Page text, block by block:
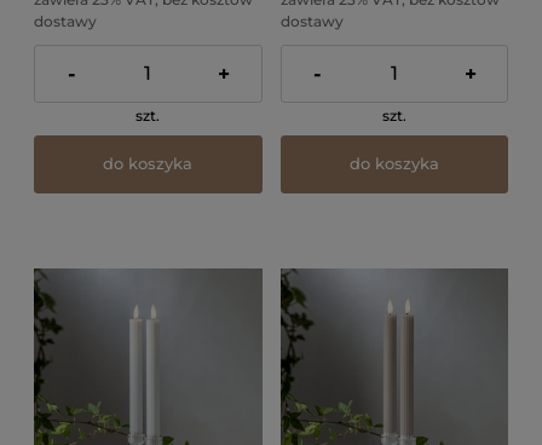
dostawy
- +
szt.
do koszyka
dostawy
- +
szt.
do koszyka